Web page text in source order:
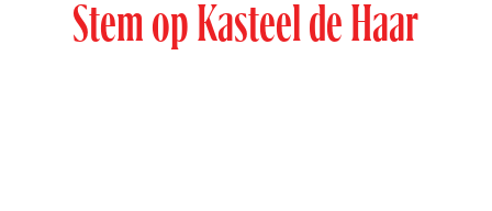
Stem op Kasteel de Haar